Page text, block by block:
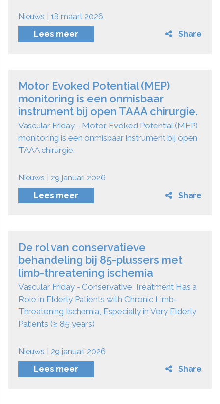
Nieuws | 18 maart 2026
Lees meer
Share
Motor Evoked Potential (MEP)
monitoring is een onmisbaar
instrument bij open TAAA chirurgie.
Vascular Friday - Motor Evoked Potential (MEP)
monitoring is een onmisbaar instrument bij open
TAAA chirurgie.
Nieuws | 29 januari 2026
Lees meer
Share
De rol van conservatieve
behandeling bij 85-plussers met
limb-threatening ischemia
Vascular Friday - Conservative Treatment Has a
Role in Elderly Patients with Chronic Limb-
Threatening Ischemia, Especially in Very Elderly
Patients (≥ 85 years)
Nieuws | 29 januari 2026
Lees meer
Share